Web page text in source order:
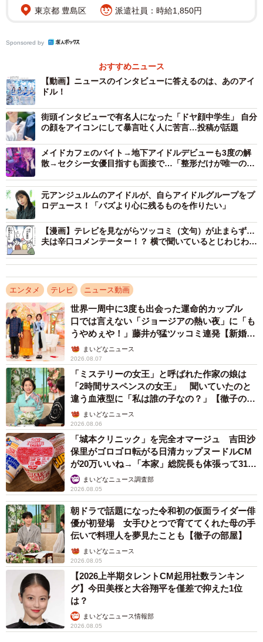
東京都 豊島区
派遣社員：時給1,850円
Sponsored by
おすすめニュース
【動画】ニュースのインタビューに答えるのは、あのアイ
ドル！
街頭インタビューで有名人になった「ドヤ顔中学生」 自分
の顔をアイコンにして暴言吐く人に苦言…投稿が話題
メイドカフェのバイト→地下アイドルデビューも3度の解
散→セクシー女優目指すも面接で…「整形だけが唯一の希
元アンジュルムのアイドルが、自らアイドルグループをプ
ロデュース！「バズより心に残るものを作りたい」
【漫画】テレビを見ながらツッコミ（文句）が止まらず…
夫は辛口コメンテーター！？ 横で聞いているとじわじわ消
エンタメ テレビ ニュース動画
世界一周中に3度も出会った運命的カップル
口では言えない「ジョージアの熱い夜」に「も
うやめぇや！」藤井が猛ツッコミ連発【新婚さ
ん】まいどなニュース
2026.08.07
「ミステリーの女王」と呼ばれた作家の娘は
「2時間サスペンスの女王」 聞いていたのと
違う血液型に「私は誰の子なの？」【徹子の部
屋】まいどなニュース
2026.08.06
「城本クリニック」を完全オマージュ 吉田沙
保里がゴロゴロ転がる日清カップヌードルCM
が20万いいね→「本家」総院長も体張って31万
いいねまいどなニュース調査部
2026.08.05
朝ドラで話題になった令和初の仮面ライダー俳
優が初登場 女手ひとつで育ててくれた母の手
伝いで料理人を夢見たことも【徹子の部屋】
まいどなニュース
2026.08.05
【2026上半期タレントCM起用社数ランキン
グ】今田美桜と大谷翔平を僅差で抑えた1位
は？
まいどなニュース情報部
2026.08.05